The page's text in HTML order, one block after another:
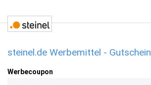
steinel.de Werbemittel - Gutschein
Werbecoupon